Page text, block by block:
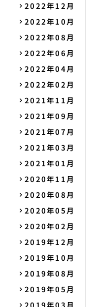
2022年12月
2022年10月
2022年08月
2022年06月
2022年04月
2022年02月
2021年11月
2021年09月
2021年07月
2021年03月
2021年01月
2020年11月
2020年08月
2020年05月
2020年02月
2019年12月
2019年10月
2019年08月
2019年05月
2019年03月